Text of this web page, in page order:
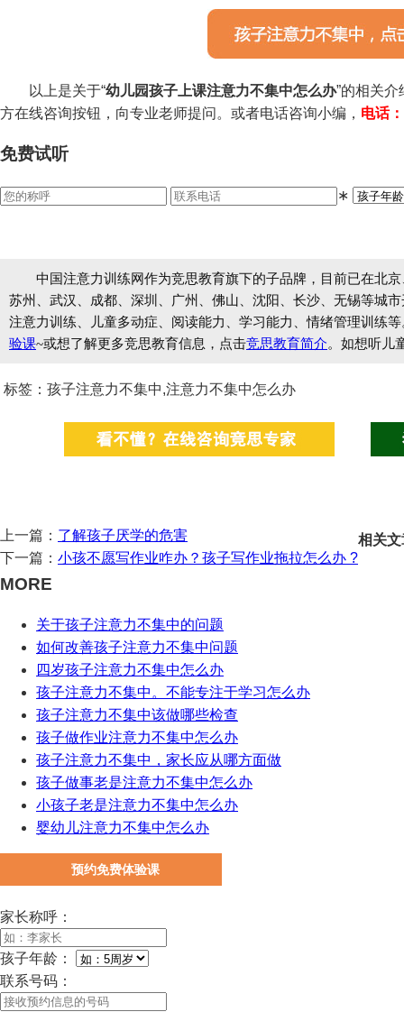
以上是关于“幼儿园孩子上课注意力不集中怎么办”的相关
方在线咨询按钮，向专业老师提问。或者电话咨询小编， 电话
免费试听
∗
中国注意力训练网作为竞思教育旗下的子品牌，目前已在北
苏州、武汉、成都、深圳、广州、佛山、沈阳、长沙、无锡等城
注意力训练、儿童多动症、阅读能力、学习能力、情绪管理训练
验课~或想了解更多竞思教育信息，点击竞思教育简介。如想听儿
标签：孩子注意力不集中,注意力不集中怎么办
上一篇： 了解孩子厌学的危害
下一篇： 小孩不愿写作业咋办？孩子写作业拖拉怎么办 ?
相关文
MORE
关于孩子注意力不集中的问题
如何改善孩子注意力不集中问题
四岁孩子注意力不集中怎么办
孩子注意力不集中。不能专注于学习怎么办
孩子注意力不集中该做哪些检查
孩子做作业注意力不集中怎么办
孩子注意力不集中，家长应从哪方面做
孩子做事老是注意力不集中怎么办
小孩子老是注意力不集中怎么办
婴幼儿注意力不集中怎么办
预约免费体验课
家长称呼：
孩子年龄：
联系号码：